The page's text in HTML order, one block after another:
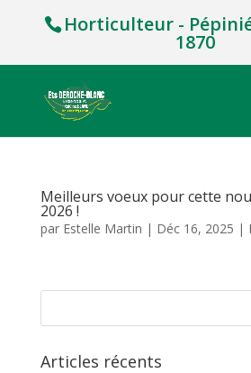
Horticulteur -
1870
Meilleurs voeux pour cette
2026 !
par Estelle Martin | Déc 16, 2025 |
Articles récents